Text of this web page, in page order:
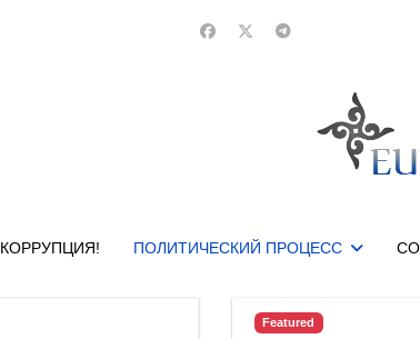
КОРРУПЦИЯ! ПОЛИТИЧЕСКИЙ ПРОЦЕСС
Featured